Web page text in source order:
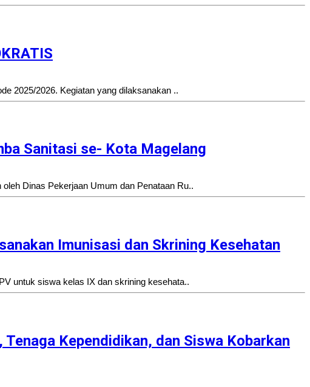
2025/2026. Kegiatan yang dilaksanakan ..
Sanitasi se- Kota Magelang
Dinas Pekerjaan Umum dan Penataan Ru..
Imunisasi dan Skrining Kesehatan
untuk siswa kelas IX dan skrining kesehata..
Kependidikan, dan Siswa Kobarkan